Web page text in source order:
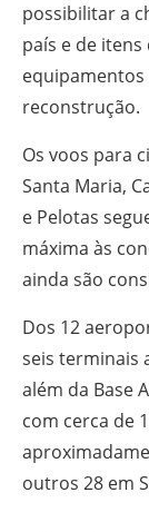
possibilitar a
país e de
reconstrução.
Os voos para
Santa Maria,
e Pelotas
máxima às
ainda são
Dos 12
seis terminais
além da Base
com cerca de
outros 28 em